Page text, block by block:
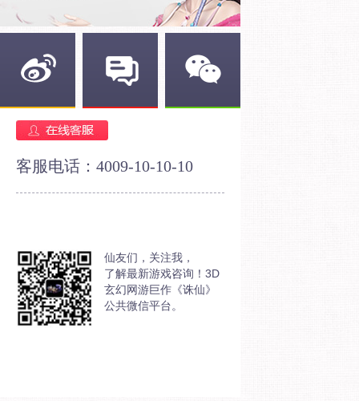
客服电话：4009-10-10-10
仙友们，关注我，
了解最新游戏咨询！3D
玄幻网游巨作《诛仙》
公共微信平台。